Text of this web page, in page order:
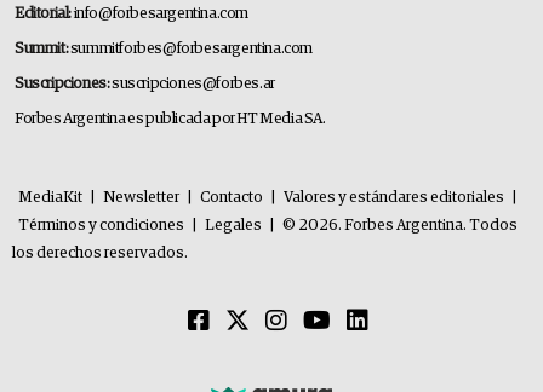
Editorial:info@forbesargentina.com
Summit:summitforbes@forbesargentina.com
Suscripciones:suscripciones@forbes.ar
Forbes Argentina es publicada por HT Media SA.
MediaKit Newsletter Contacto Valores y estándares editoriales
Términos y condiciones
Legales
© 2026. Forbes Argentina. Todos
los derechos reservados.